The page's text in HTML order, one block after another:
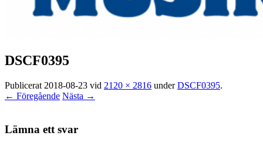
DSCF0395
Publicerat 2018-08-23 vid 2120 × 2816 underDSCF0395.
← Föregående Nästa →
Lämna ett svar